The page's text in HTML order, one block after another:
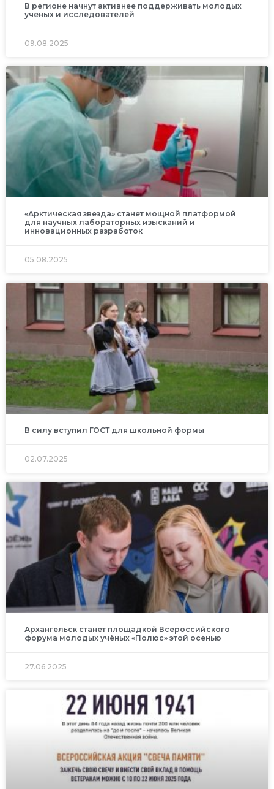
В регионе начнут активнее поддерживать молодых
ученых и исследователей
09.08.2025
«Арктическая звезда» станет мощной платформой
для научных лабораторных изысканий и
инновационных разработок
05.08.2025
В силу вступил ГОСТ для школьной формы
02.07.2025
Архангельск станет площадкой Всероссийского
форума молодых учёных «Полюс» этой осенью
27.06.2025